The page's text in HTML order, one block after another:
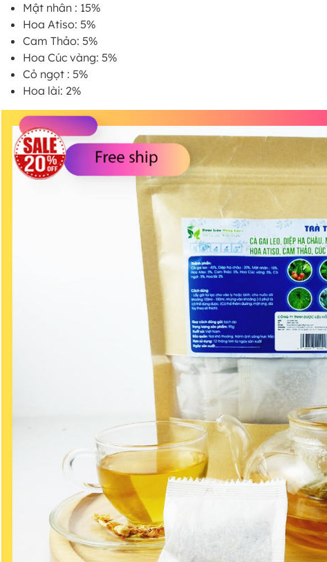
Mật nhân : 15%
Hoa Atiso: 5%
Cam Thảo: 5%
Hoa Cúc vàng: 5%
Cỏ ngọt : 5%
Hoa lài: 2%